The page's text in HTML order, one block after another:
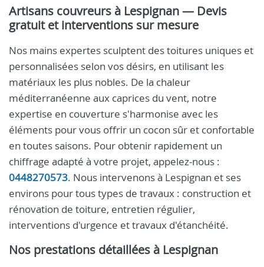
Artisans couvreurs à Lespignan — Devis
gratuit et interventions sur mesure
Nos mains expertes sculptent des toitures uniques et
personnalisées selon vos désirs, en utilisant les
matériaux les plus nobles. De la chaleur
méditerranéenne aux caprices du vent, notre
expertise en couverture s'harmonise avec les
éléments pour vous offrir un cocon sûr et confortable
en toutes saisons. Pour obtenir rapidement un
chiffrage adapté à votre projet, appelez-nous :
0448270573. Nous intervenons à Lespignan et ses
environs pour tous types de travaux : construction et
rénovation de toiture, entretien régulier,
interventions d'urgence et travaux d'étanchéité.
Nos prestations détaillées à Lespignan